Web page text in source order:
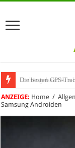
Die besten GPS-
Umhängeband fürs
ANZEIGE: Home /
Samsung Androiden